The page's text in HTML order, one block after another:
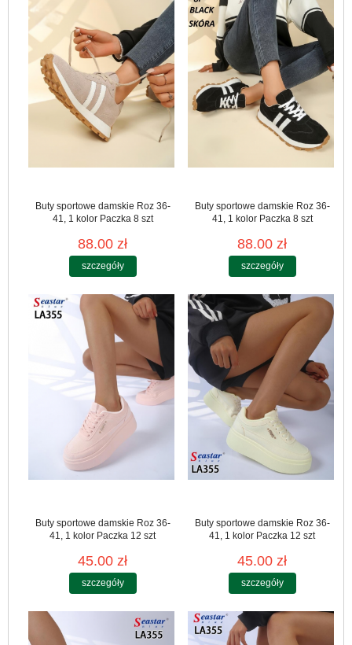
Buty sportowe damskie Roz 36-
41, 1 kolor Paczka 8 szt
88.00 zł
szczegóły
Buty sportowe damskie Roz 36-
41, 1 kolor Paczka 8 szt
88.00 zł
szczegóły
Buty sportowe damskie Roz 36-
41, 1 kolor Paczka 12 szt
45.00 zł
szczegóły
Buty sportowe damskie Roz 36-
41, 1 kolor Paczka 12 szt
45.00 zł
szczegóły